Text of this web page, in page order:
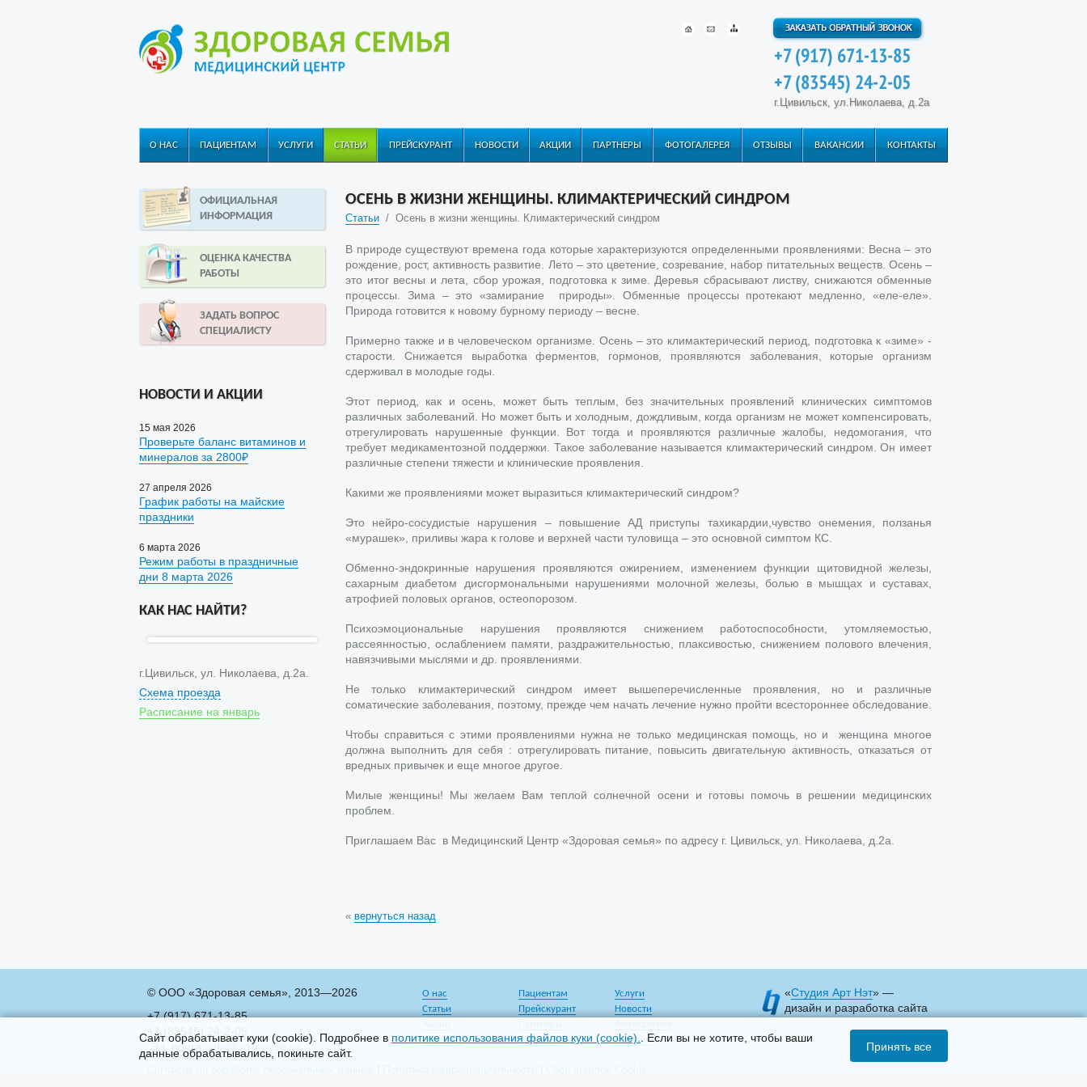
+7 (917) 671-13-85
+7 (83545) 24-2-05
г.Цивильск, ул.Николаева, д.2а
О НАС ПАЦИЕНТАМ УСЛУГИ СТАТЬИ ПРЕЙСКУРАНТ НОВОСТИ АКЦИИ ПАРТНЕРЫ ФОТОГАЛЕРЕЯ ОТЗЫВЫ ВАКАНСИИ КОНТАКТЫ
ОСЕНЬ В ЖИЗНИ ЖЕНЩИНЫ. КЛИМАКТЕРИЧЕСКИЙ СИНДРОМ
Статьи / Осень в жизни женщины. Климактерический синдром
В природе существуют времена года которые характеризуются определенными проявлениями: Весна – это
рождение, рост, активность развитие. Лето – это цветение, созревание, набор питательных веществ. Осень –
это итог весны и лета, сбор урожая, подготовка к зиме. Деревья сбрасывают листву, снижаются обменные
процессы. Зима – это «замирание природы». Обменные процессы протекают медленно, «еле-еле».
Природа готовится к новому бурному периоду – весне.
Примерно также и в человеческом организме. Осень – это климактерический период, подготовка к «зиме» -
старости. Снижается выработка ферментов, гормонов, проявляются заболевания, которые организм
сдерживал в молодые годы.
Этот период, как и осень, может быть теплым, без значительных проявлений клинических симптомов
различных заболеваний. Но может быть и холодным, дождливым, когда организм не может компенсировать,
отрегулировать нарушенные функции. Вот тогда и проявляются различные жалобы, недомогания, что
требует медикаментозной поддержки. Такое заболевание называется климактерический синдром. Он имеет
различные степени тяжести и клинические проявления.
Какими же проявлениями может выразиться климактерический синдром?
Это нейро-сосудистые нарушения – повышение АД приступы тахикардии,чувство онемения, ползанья
«мурашек», приливы жара к голове и верхней части туловища – это основной симптом КС.
Обменно-эндокринные нарушения проявляются ожирением, изменением функции щитовидной железы,
сахарным диабетом дисгормональными нарушениями молочной железы, болью в мышцах и суставах,
атрофией половых органов, остеопорозом.
Психоэмоциональные нарушения проявляются снижением работоспособности, утомляемостью,
рассеянностью, ослаблением памяти, раздражительностью, плаксивостью, снижением полового влечения,
навязчивыми мыслями и др. проявлениями.
Не только климактерический синдром имеет вышеперечисленные проявления, но и различные
соматические заболевания, поэтому, прежде чем начать лечение нужно пройти всестороннее обследование.
Чтобы справиться с этими проявлениями нужна не только медицинская помощь, но и женщина многое
должна выполнить для себя : отрегулировать питание, повысить двигательную активность, отказаться от
вредных привычек и еще многое другое.
Милые женщины! Мы желаем Вам теплой солнечной осени и готовы помочь в решении медицинских
проблем.
Приглашаем Вас в Медицинский Центр «Здоровая семья» по адресу г. Цивильск, ул. Николаева, д.2а.
« вернуться назад
ОФИЦИАЛЬНАЯ
ИНФОРМАЦИЯ
ОЦЕНКА КАЧЕСТВА
РАБОТЫ
ЗАДАТЬ ВОПРОС
СПЕЦИАЛИСТУ
НОВОСТИ И АКЦИИ
15 мая 2026
Проверьте баланс витаминов и
минералов за 2800₽
27 апреля 2026
График работы на майские
праздники
6 марта 2026
Режим работы в праздничные
дни 8 марта 2026
КАК НАС НАЙТИ?
г.Цивильск, ул. Николаева, д.2а.
Схема проезда
Расписание на январь
О нас Пациентам
Услуги
Статьи
Прейскурант
Новости
Отзывы
Вакансии Контакты
© ООО «Здоровая семья», 2013—2026
+7 (917) 671-13-85
+7 (83545) 24-2-05
Эл. почта:
info@zdsemiya.ru
«Студия Арт Нэт» —
дизайн и разработка сайта
Сайт обрабатывает куки (cookie). Подробнее в политике использования файлов куки (cookie).
. Если вы не хотите, чтобы ваши
данные обрабатывались, покиньте сайт.
Принять все